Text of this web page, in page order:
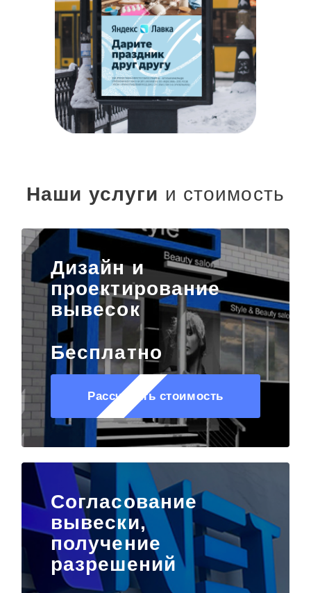
Наши услуги и стоимость
Дизайн и
проектирование
вывесок
Бесплатно
Рассчитать стоимость
Согласование
вывески,
получение
разрешений